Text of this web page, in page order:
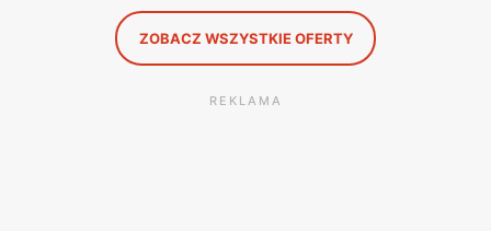
ZOBACZ WSZYSTKIE OFERTY
REKLAMA